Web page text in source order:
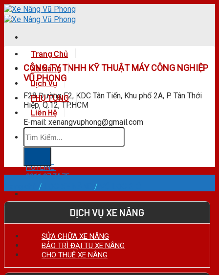
Skip
to
CÔNG TY TNHH KỸ THUẬT MÁY CÔNG NGHIỆP
VŨ PHONG
F28 Đường F2, KDC Tân Tiến, Khu phố 2A, P. Tân Thới
Hiệp, Q.12, TP.HCM
E-mail: xenangvuphong@gmail.com
HOTLINE:
0911.27.74.75
Trang Chủ
Xe Nâng
Dịch Vụ
PHỤ TÙNG
Liên Hệ
Tìm
kiếm:
/ /
DỊCH VỤ XE NÂNG
SỬA CHỮA XE NÂNG
BẢO TRÌ ĐẠI TU XE NÂNG
CHO THUÊ XE NÂNG